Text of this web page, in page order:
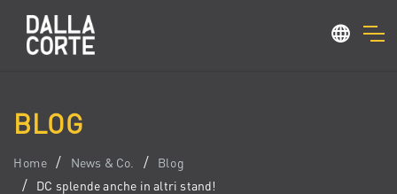
BLOG
Home News & Co.
Blog
DC splende anche in altri stand!